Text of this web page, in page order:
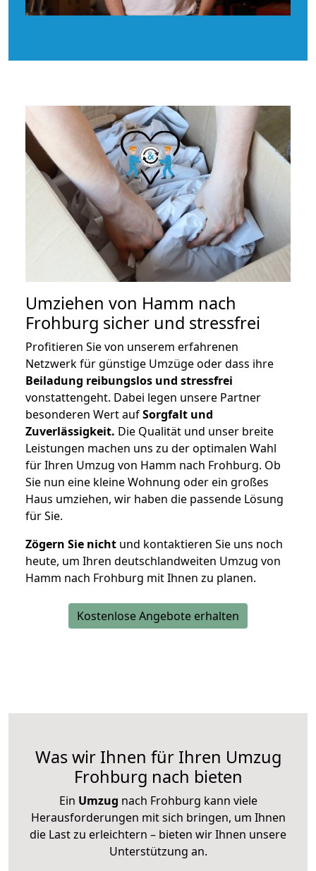
Umziehen von Hamm nach
Frohburg sicher und stressfrei
Profitieren Sie von unserem erfahrenen
Netzwerk für günstige Umzüge oder dass ihre
Beiladung reibungslos und stressfrei
vonstattengeht. Dabei legen unsere Partner
besonderen Wert aufSorgfalt und
Zuverlässigkeit. Die Qualität und unser breite
Leistungen machen uns zu der optimalen Wahl
für Ihren Umzug von Hamm nach Frohburg. Ob
Sie nun eine kleine Wohnung oder ein großes
Haus umziehen, wir haben die passende Lösung
für Sie.
Zögern Sie nicht und kontaktieren Sie uns noch
heute, um Ihren deutschlandweiten Umzug von
Hamm nach Frohburg mit Ihnen zu planen.
Kostenlose Angebote erhalten
Was wir Ihnen für Ihren Umzug
Frohburg nach bieten
Ein Umzug nach Frohburg kann viele
Herausforderungen mit sich bringen, um Ihnen
die Last zu erleichtern – bieten wir Ihnen unsere
Unterstützung an.